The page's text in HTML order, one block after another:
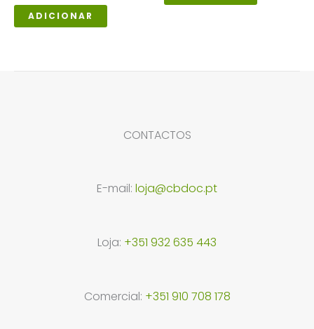
ADICIONAR
CONTACTOS
E-mail: loja@cbdoc.pt
Loja: +351 932 635 443
Comercial: +351 910 708 178